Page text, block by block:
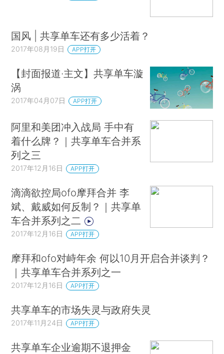
国风 | 共享单车还有多少活着？
2017年08月19日 APP打开
【封面报道·主文】共享单车漩
涡
2017年04月07日 APP打开
阿里和美团冲入战局 手中有
着什么牌？｜共享单车合并系
列之三
2017年12月16日 APP打开
滴滴欲控局ofo摩拜合并 李
斌、戴威如何反制？｜共享单
车合并系列之二
2017年12月16日 APP打开
摩拜和ofo对峙年余 何以10月开启合并谈判？
｜共享单车合并系列之一
2017年12月16日 APP打开
共享单车的市场失灵与政府失灵
2017年11月24日 APP打开
共享单车企业逾期不退押金